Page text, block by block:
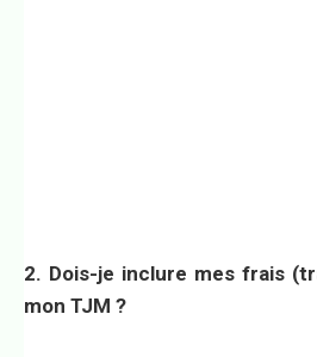
2. Dois-je inclure mes frais
mon TJM ?